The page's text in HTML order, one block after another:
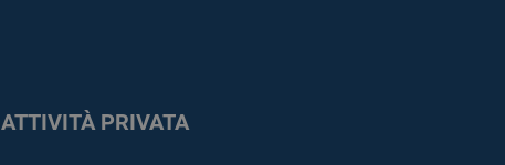
ATTIVITÀ PRIVATA